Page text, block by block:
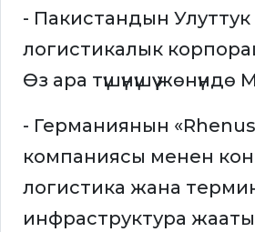
- Пакистандын Улуттук
логистикалык
Өз ара түшүнүшүү
- Германиянын «Rhenus
компаниясы менен
логистика жана
инфраструктура